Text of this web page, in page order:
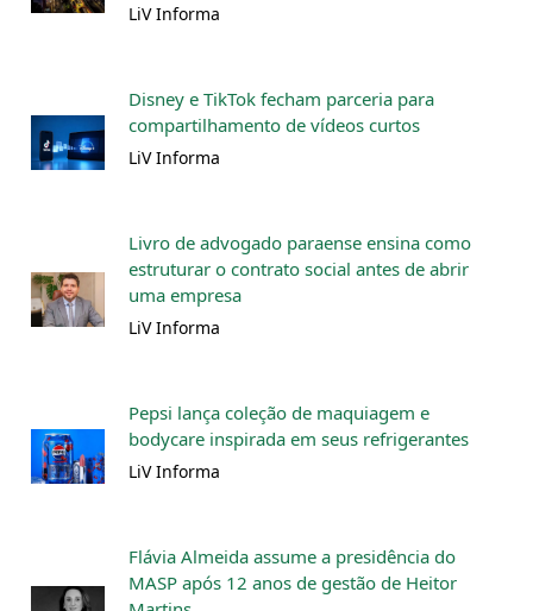
LiV Informa
Disney e TikTok fecham parceria para
compartilhamento de vídeos curtos
LiV Informa
Livro de advogado paraense ensina como
estruturar o contrato social antes de abrir
uma empresa
LiV Informa
Pepsi lança coleção de maquiagem e
bodycare inspirada em seus refrigerantes
LiV Informa
Flávia Almeida assume a presidência do
MASP após 12 anos de gestão de Heitor